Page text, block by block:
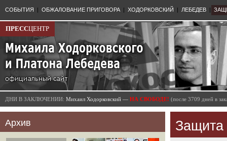
СОБЫТИЯ | ОБЖАЛОВАНИЕ ПРИГОВОРА | ХОДОРКОВСКИЙ | ЛЕБЕДЕВ |
ПРЕССЦЕНТР
ДНИ В ЗАКЛЮЧЕНИИ: Михаил Ходорковский — НА СВОБОДЕ! (после 3709 дней в
Архив Защита